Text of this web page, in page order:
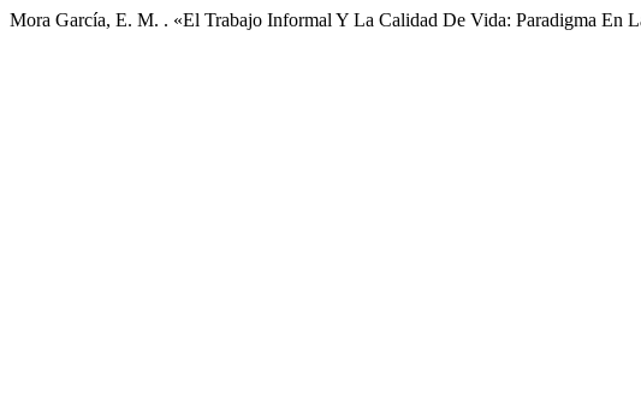
Mora García, E. M. . «El Trabajo Informal Y La Calidad De Vida: Paradigma En